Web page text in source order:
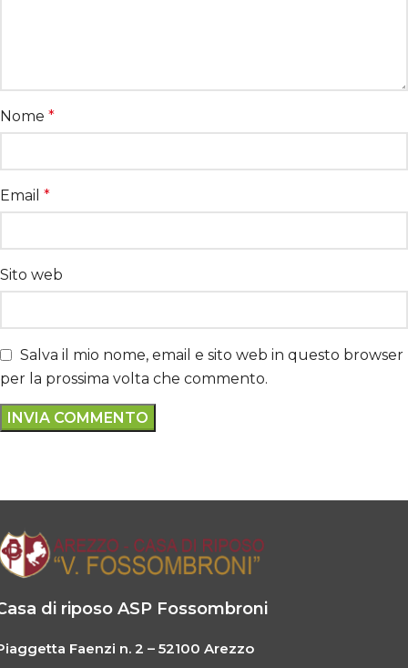
Nome *
Email *
Sito web
Salva il mio nome, email e sito web in questo browser
per la prossima volta che commento.
di riposo ASP Fossombroni
Faenzi n. 2 – 52100 Arezzo